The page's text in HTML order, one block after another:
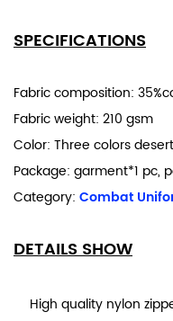
SPECIFICATIONS
Fabric composition:
Fabric weight: 210 gsm
Color: Three colors
Package: garment*1 pc,
Category: Combat
DETAILS SHOW
High quality nylon